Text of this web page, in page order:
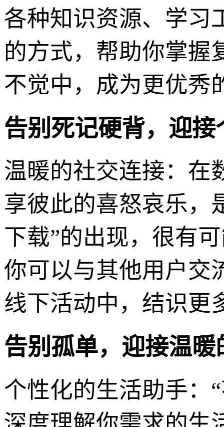
各种知识资源、学习
的方式，帮助你掌握
不觉中，成为更优秀
告别死记硬背，迎
温暖的社交连接：在
享彼此的喜怒哀乐，
下载”的出现，很有
你可以与其他用户交
线下活动中，结识更
告别孤单，迎接温
个性化的生活助手：